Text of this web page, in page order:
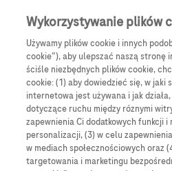
Skip navigation
Ścieżka
Jak korzystać z aplikacji mySugr
Krok 1
070052026PWD
Wykorzystywanie plików
Używamy plików cookie i innych
cookie”), aby ulepszać naszą stronę
ściśle niezbędnych plików cookie,
cookie: (1) aby dowiedzieć się, w jaki
internetowa jest używana i jak
dotyczące ruchu między róznymi
zapewnienia Ci dodatkowych funkcji i
personalizacji, (3) w celu
w mediach społecznościowych oraz
targetowania i marketingu